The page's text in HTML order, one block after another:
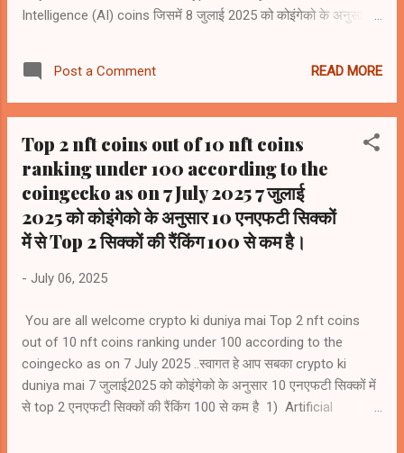
Intelligence (AI) coins जिसमें 8 जुलाई 2025 को कोइंगेको के अनुसार 3
(TAO) #rank42 2) NEAR Protocol (NEAR)) #rank46 3)
Internet Computer (ICP) #rank47 4) Artificial
Superintelligence Alliance (FET) #rank60 5) Render (RENDER)
Post a Comment READ MORE
Top 2 nft coins out of 10 nft coins
ranking under 100 according to the
coingecko as on 7 July 2025 7 जुलाई
2025 को कोइंगेको के अनुसार 10 एनएफटी सिक्कों
में से Top 2 सिक्कों की रैंकिंग 100 से कम है।
- July 06, 2025
You are all welcome crypto ki duniya mai Top 2 nft coins
out of 10 nft coins ranking under 100 according to the
coingecko as on 7 July 2025 ..स्वागत हे आप सबका crypto ki
duniya mai 7 जुलाई2025 को कोइंगेको के अनुसार 10 एनएफटी सिक्कों में
से top 2 एनएफटी सिक्कों की रैंकिंग 100 से कम है 1) Artificial